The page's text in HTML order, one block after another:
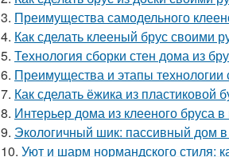
3. Преимущества самодельного
4. Как сделать клееный брус своими
5. Технология сборки стен дома из
6. Преимущества и этапы
7. Как сделать ёжика из
8. Интерьер дома из клееного бруса
9. Экологичный шик: пассивный дом
10. Уют и шарм нормандского стиля: